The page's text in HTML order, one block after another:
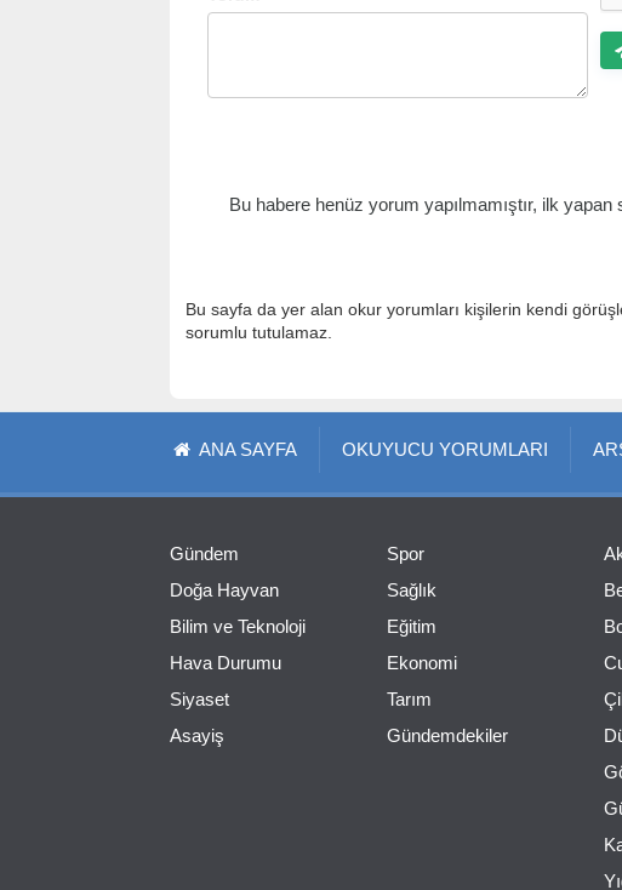
Bu habere henüz yorum yapılmamıştır, ilk yapan
Bu sayfa da yer alan okur yorumları kişilerin kendi
sorumlu tutulamaz.
ANA SAYFA OKUYUCU YORUMLARI
Gündem
Doğa Hayvan
Bilim ve Teknoloji
Hava Durumu
Siyaset
Asayiş
Spor
Sağlık
Eğitim
Ekonomi
Tarım
Gündemdekiler